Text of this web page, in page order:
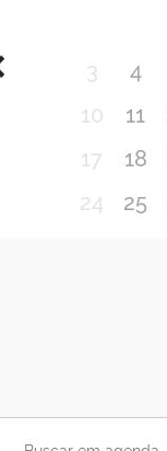
3
4
10
11
17
18
24
25